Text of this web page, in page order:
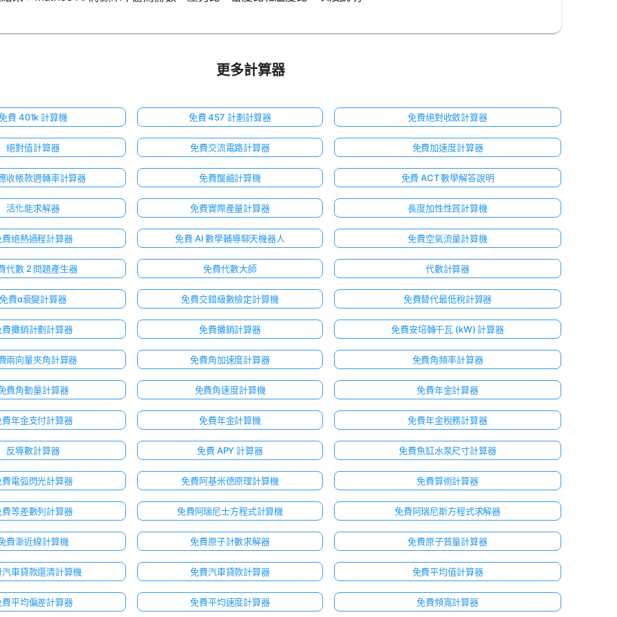
更多計算器
費 401k 計算機 免費 457 計劃計算器 免費絕對收斂計算器
絕對值計算器 免費交流電路計算器 免費加速度計算器
收帳款週轉率計算器 免費酸鹼計算機 免費 ACT 數學解答說明
活化能求解器 免費實際產量計算器 長度加性性質計算機
費絕熱過程計算器 免費 AI 數學輔導聊天機器人 免費空氣流量計算機
代數 2 問題產生器 免費代數大師 代數計算器
免費α衰變計算器 免費交錯級數檢定計算機 免費替代最低稅計算器
費攤銷計劃計算器 免費攤銷計算器 免費安培轉千瓦 (kW) 計算器
兩向量夾角計算器 免費角加速度計算器 免費角頻率計算器
費角動量計算器 免費角速度計算機 免費年金計算器
費年金支付計算器 免費年金計算機 免費年金稅務計算器
反導數計算器 免費 APY 計算器 免費魚缸水泵尺寸計算器
費電弧閃光計算器 免費阿基米德原理計算機 免費算術計算器
費等差數列計算器 免費阿瑞尼士方程式計算機 免費阿瑞尼斯方程式求解器
費漸近線計算機 免費原子計數求解器 免費原子質量計算器
汽車貸款還清計算機 免費汽車貸款計算器 免費平均值計算器
費平均偏差計算器 免費平均速度計算器 免費頻寬計算器